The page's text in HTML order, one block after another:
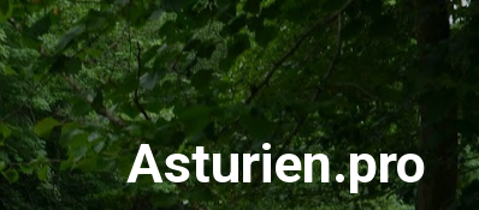
Direkt zum Hauptbereich
Asturien.pro